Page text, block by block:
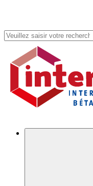
Rechercher
dans
site